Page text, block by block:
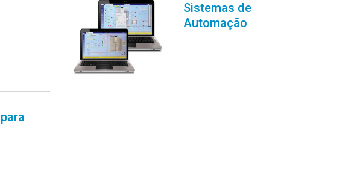
Sistemas de
Automação